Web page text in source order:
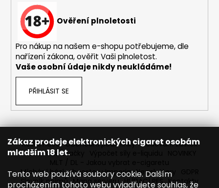
Zákaz prodeje elektronických cigaret osobám
mladším 18 let.
Tento web používá soubory cookie. Dalším
procházením tohoto webu vyjadřujete souhlas, že
Ověření plnoletosti
Pro nákup na našem e-shopu potřebujeme, dle
nařízení zákona, ověřit Vaši plnoletost.
Vaše osobní údaje nikdy neukládáme!
PŘIHLÁSIT SE
Reklamace Obchodní podmínky Sledování zásilek
Prodávané značky
Míchání bází a boosteru Imperia Newslettery
Slovník pojmů Mapa serveru HLÍDACÍ PES Kontakty